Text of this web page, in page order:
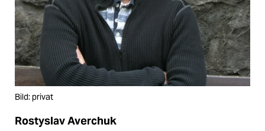
Bild: privat
Rostyslav Averchuk